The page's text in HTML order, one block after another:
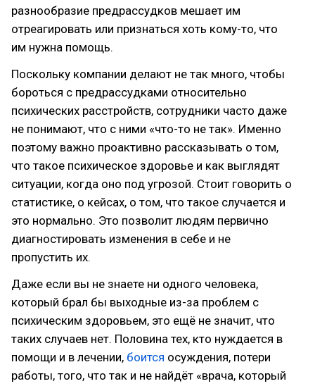
разнообразие предрассудков мешает им
отреагировать или признаться хоть кому-то, что
им нужна помощь.
Поскольку компании делают не так много, чтобы
бороться с предрассудками относительно
психических расстройств, сотрудники часто даже
не понимают, что с ними «что-то не так». Именно
поэтому важно проактивно рассказывать о том,
что такое психическое здоровье и как выглядят
ситуации, когда оно под угрозой. Стоит говорить о
статистике, о кейсах, о том, что такое случается и
это нормально. Это позволит людям первично
диагностировать изменения в себе и не
пропустить их.
Даже если вы не знаете ни одного человека,
который брал бы выходные из-за проблем с
психическим здоровьем, это ещё не значит, что
таких случаев нет. Половина тех, кто нуждается в
помощи и в лечении, боится осуждения, потери
работы, того, что так и не найдёт «врача, который